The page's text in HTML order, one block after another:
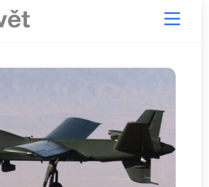
Menu